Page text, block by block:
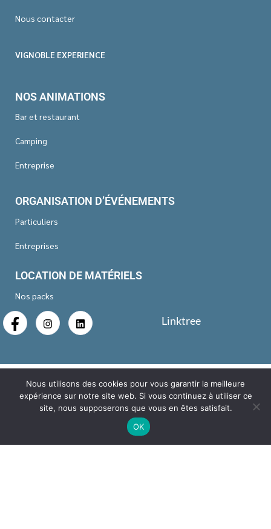
Nous contacter
VIGNOBLE EXPERIENCE
NOS ANIMATIONS
Bar et restaurant
Camping
Entreprise
ORGANISATION D’ÉVÉNEMENTS
Particuliers
Entreprises
LOCATION DE MATÉRIELS
Nos packs
Linktree
Nous utilisons des cookies pour vous garantir la meilleure
expérience sur notre site web. Si vous continuez à utiliser ce
site, nous supposerons que vous en êtes satisfait.
OK